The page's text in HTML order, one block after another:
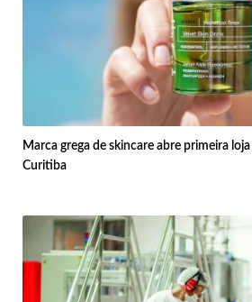
Marca grega de skincare abre primeira
Curitiba